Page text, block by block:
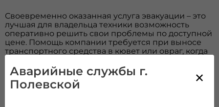
Своевременно оказанная услуга эвакуации – это
лучшая для владельца техники возможность
оперативно решить свои проблемы по доступной
цене. Помощь компании требуется при выносе
транспортного средства в кювет или овраг, когда
Эвакуатор в Полевском и области необходим,
если техника оказалась в водоеме или снежном
заносе, получила сильные дефекты при ДТП. В
Аварийные службы г.
Полевской